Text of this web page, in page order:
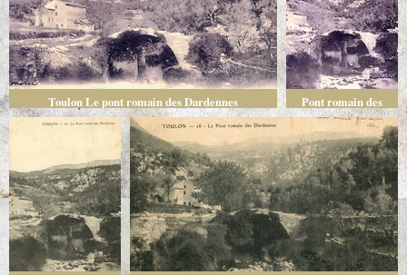
Toulon Le pont romain des Dardennes
Pont romain des
Dardennes